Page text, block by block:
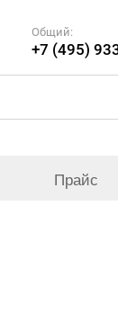
Общий:
+7 (495)
Прайс